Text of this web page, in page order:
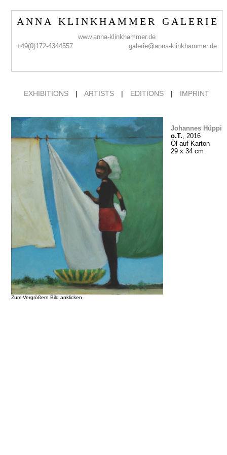
A N N A K L I N K H A M M E R G A L E R I E
www.anna-klinkhammer.de
+49(0)172-4344557
galerie@anna-klinkhammer.de
EXHIBITIONS | ARTISTS | EDITIONS | IMPRINT
Zum Vergrößern Bild anklicken
Johannes Hüppi
o.T., 2016
Öl auf Karton
29 x 34 cm